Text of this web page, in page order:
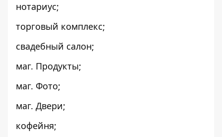
нотариус;
торговый комплекс;
свадебный салон;
маг. Продукты;
маг. Фото;
маг. Двери;
кофейня;